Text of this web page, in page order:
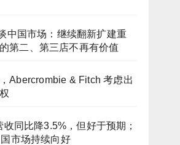
中国市场：继续翻新扩建重
第二、第三店不再有价值
Abercrombie & Fitch 考虑出
同比降3.5%，但好于预期；
市场持续向好